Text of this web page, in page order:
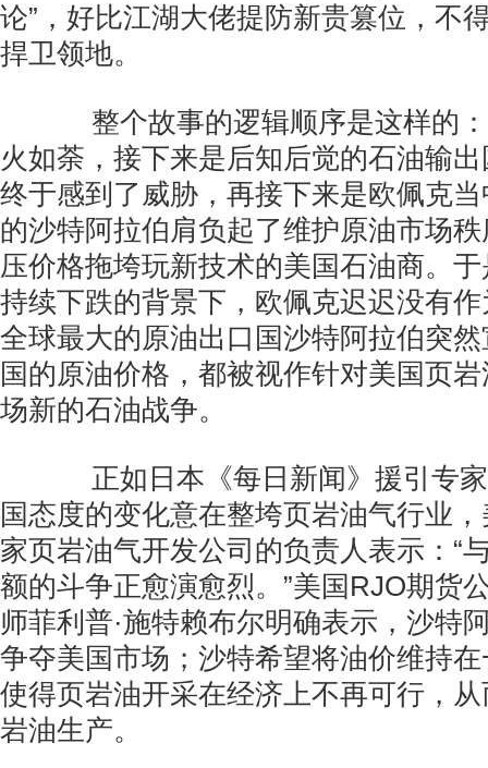
论”，好比江湖大佬提防新贵篡位，不
捍卫领地。
整个故事的逻辑顺序是这样的：
火如荼，接下来是后知后觉的石油输
终于感到了威胁，再接下来是欧佩克
的沙特阿拉伯肩负起了维护原油市场
压价格拖垮玩新技术的美国石油商。
持续下跌的背景下，欧佩克迟迟没有
全球最大的原油出口国沙特阿拉伯突
国的原油价格，都被视作针对美国页
场新的石油战争。
正如日本《每日新闻》援引专家
国态度的变化意在整垮页岩油气行业
家页岩油气开发公司的负责人表示：“
额的斗争正愈演愈烈。”美国RJO期货
师菲利普·施特赖布尔明确表示，沙特
争夺美国市场；沙特希望将油价维持
使得页岩油开采在经济上不再可行，
岩油生产。